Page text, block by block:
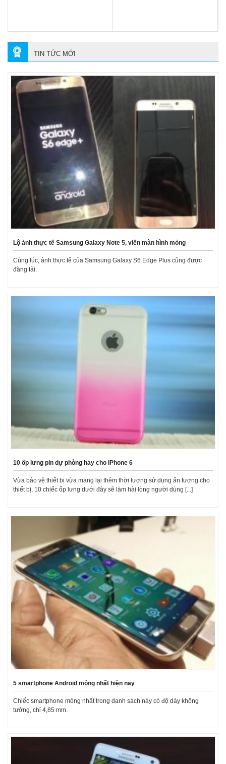
TIN TỨC MỚI
Lộ ảnh thực tế Samsung Galaxy Note 5, viền màn hình mỏng
Cùng lúc, ảnh thực tế của Samsung Galaxy S6 Edge Plus cũng được
đăng tải.
10 ốp lưng pin dự phòng hay cho iPhone 6
Vừa bảo vệ thiết bị vừa mang lại thêm thời lượng sử dụng ấn tượng cho
thiết bị, 10 chiếc ốp lưng dưới đây sẽ làm hài lòng người dùng [...]
5 smartphone Android mỏng nhất hiện nay
Chiếc smartphone mỏng nhất trong danh sách này có độ dày không
tưởng, chỉ 4,85 mm.